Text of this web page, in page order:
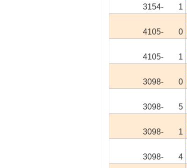
3154- 1
4105- 0
4105- 1
3098- 0
3098- 5
3098- 1
3098- 4